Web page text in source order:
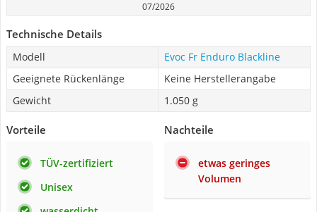
07/2026
Technische Details
Modell
Evoc Fr Enduro Blackline
Geeignete Rückenlänge
Keine Herstellerangabe
Gewicht
1.050 g
Vorteile
TÜV-zertifiziert
Unisex
Nachteile
etwas geringes
Volumen